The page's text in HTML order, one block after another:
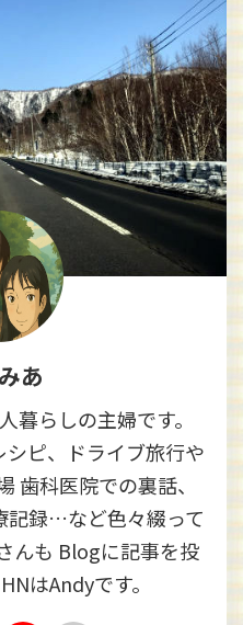
あ
暮らしの主婦です。
ピ、ドライブ旅行や
歯科医院での裏話、
記録…など色々綴って
んも Blogに記事を投
はAndyです。